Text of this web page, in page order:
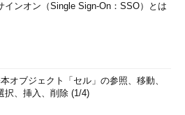
テクチャについては、次の図を見
インオン（Single Sign-On：SSO）とは
オブジェクト「セル」の参照、移動、
択、挿入、削除 (1/4)